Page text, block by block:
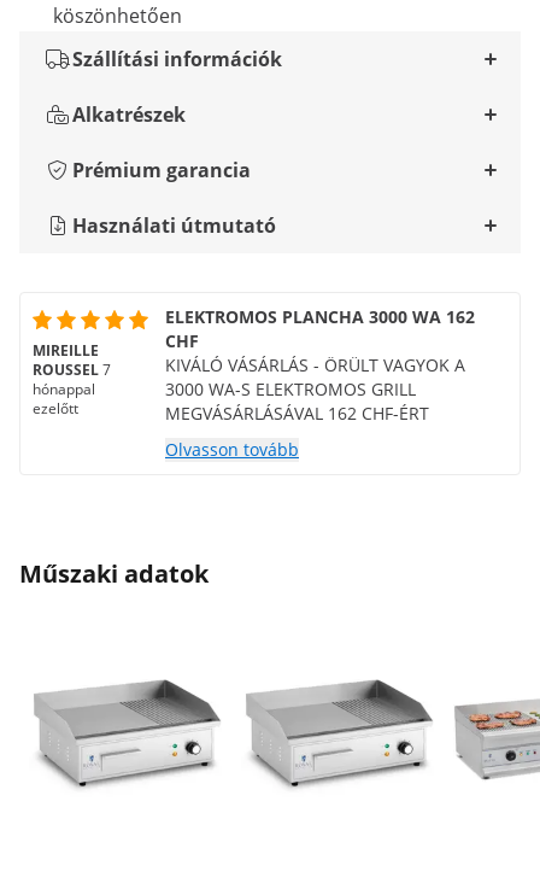
köszönhetően
Szállítási információk
Alkatrészek
Prémium garancia
Használati útmutató
MIREILLE
ROUSSEL7
hónappal
ezelőtt
ELEKTROMOS PLANCHA 3000 WA 162
CHF
KIVÁLÓ VÁSÁRLÁS - ÖRÜLT VAGYOK A
3000 WA-S ELEKTROMOS GRILL
MEGVÁSÁRLÁSÁVAL 162 CHF-ÉRT
Olvasson tovább
Műszaki adatok